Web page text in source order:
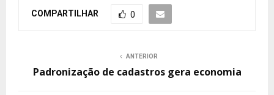
COMPARTILHAR 0
ANTERIOR
Padronização de cadastros gera economia